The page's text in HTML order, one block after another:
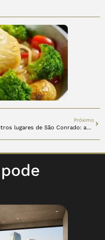
Próximo
Outros lugares de São Conrado: as estrelas do bairro